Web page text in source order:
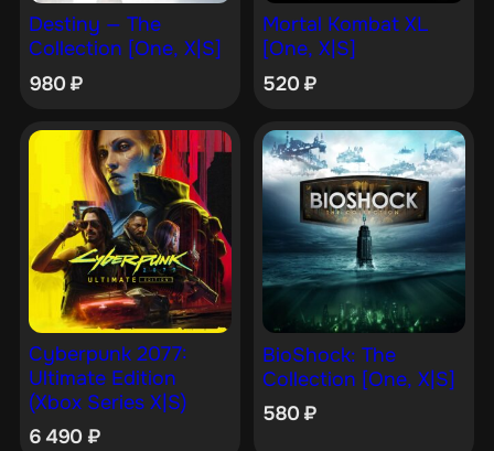
Destiny — The
Collection [One, X|S]
980₽
Mortal Kombat XL
[One, X|S]
520₽
Cyberpunk 2077:
Ultimate Edition
(Xbox Series X|S)
6 490 ₽
BioShock: The
Collection [One, X|S]
580₽